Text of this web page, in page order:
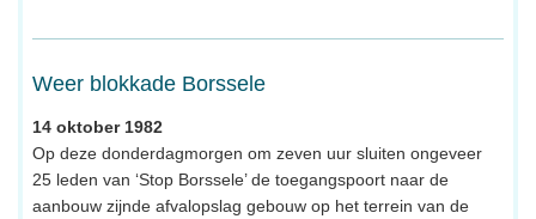
Weer blokkade Borssele
14 oktober 1982
Op deze donderdagmorgen om zeven uur sluiten ongeveer
25 leden van ‘Stop Borssele’ de toegangspoort naar de
aanbouw zijnde afvalopslag gebouw op het terrein van de